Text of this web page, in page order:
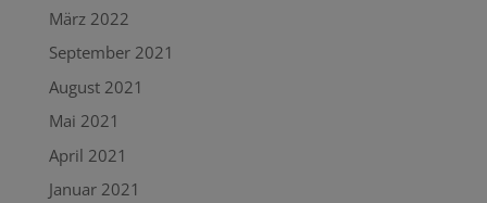
März 2022
September 2021
August 2021
Mai 2021
April 2021
Januar 2021